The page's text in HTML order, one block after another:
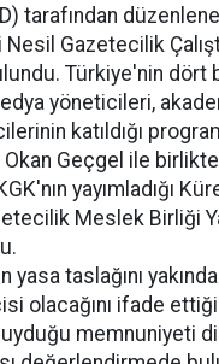
tarafından
Nesil Gazetecilik
Türkiye'nin dört
yöneticileri,
katıldığı
Okan Geçgel ile
yayımladığı
Meslek Birliği
yasa taslağını
olacağını ifade
memnuniyeti